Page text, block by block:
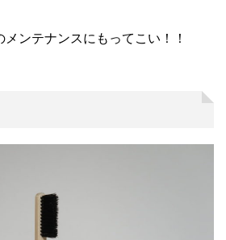
ンテナンスにもってこい！！